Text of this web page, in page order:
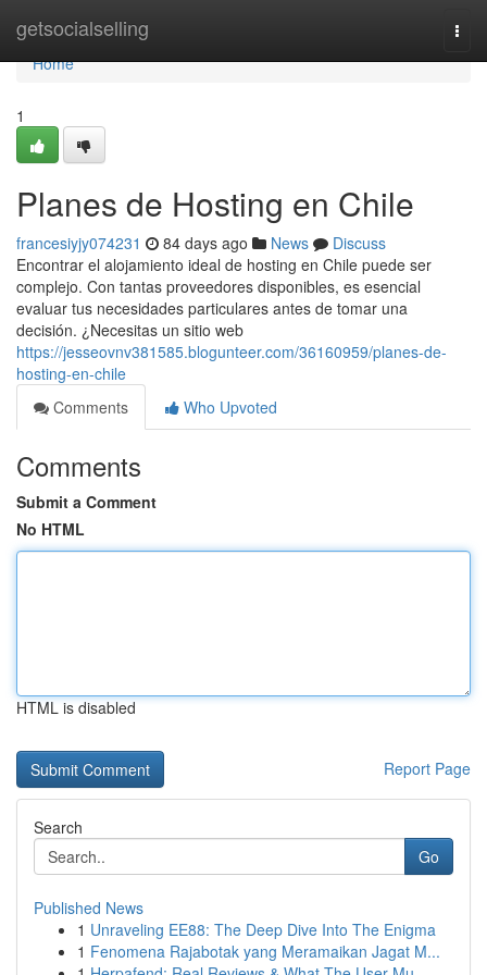
getsocialselling
Home
Home
1
Planes de Hosting en Chile
francesiyjy074231 84 days ago News
Discuss
Encontrar el alojamiento ideal de hosting en Chile puede ser
complejo. Con tantas proveedores disponibles, es esencial
evaluar tus necesidades particulares antes de tomar una
decisión. ¿Necesitas un sitio web
https://jesseovnv381585.blogunteer.com/36160959/planes-de-
hosting-en-chile
Comments
Who Upvoted
Comments
Submit a Comment
No HTML
HTML is disabled
Report Page
Search
Go
Published News
1 Unraveling EE88: The Deep Dive Into The Enigma
1 Fenomena Rajabotak yang Meramaikan Jagat M...